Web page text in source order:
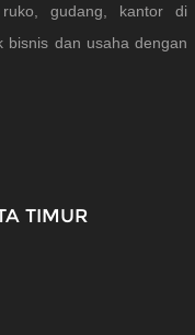
gudang, kantor di
bisnis dan usaha dengan
TIMUR